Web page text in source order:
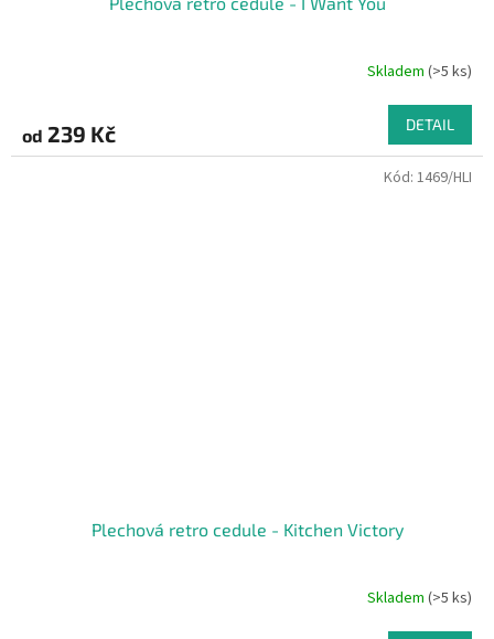
Skladem (>5 ks)
od 239 Kč DETAIL
Plechová retro cedule - Kitchen Victory
Skladem (>5 ks)
Kód: 1469/HLI